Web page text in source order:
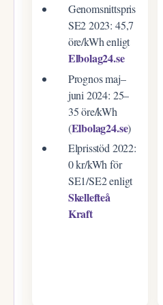
Genomsnittspris
SE2 2023: 45,7
öre/kWh enligt
Elbolag24.se
Prognos maj–
juni 2024: 25–
35 öre/kWh
(Elbolag24.se)
Elprisstöd 2022:
0 kr/kWh för
SE1/SE2 enligt
Skellefteå
Kraft